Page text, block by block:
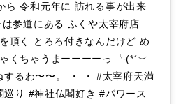
ら 令和元年に 訪れる事が出来
参道にある ふくや太宰府店
頂く とろろ付きなんだけど め
くちゃうまーーーーっ ╰(*´︶
るわ〜〜。 ・ ・ #太宰府天満
り #神社仏閣好き #パワース